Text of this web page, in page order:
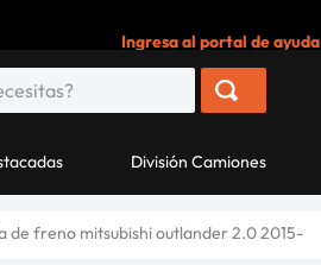
Ingresa al portal de ayuda
División Camiones
de freno mitsubishi outlander 2.0 2015-